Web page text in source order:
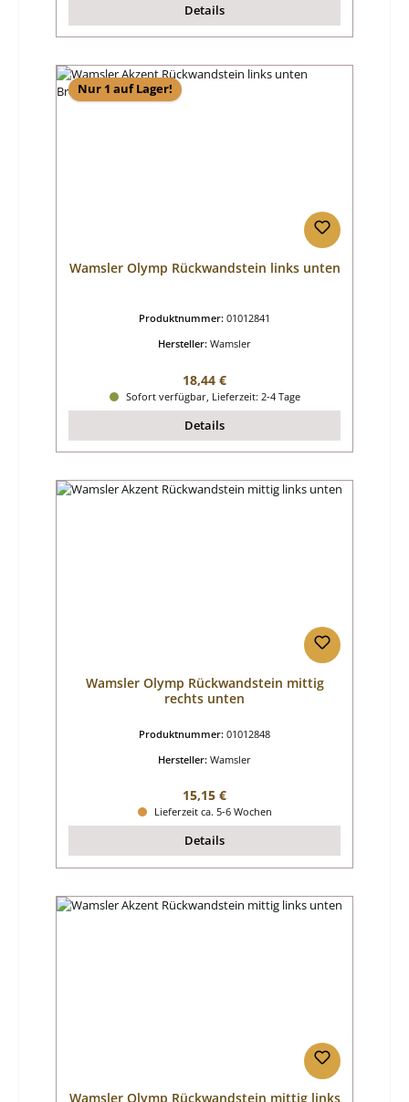
Details
Nur 1 auf Lager!
Wamsler Olymp Rückwandstein links unten
Produktnummer: 01012841
Hersteller: Wamsler
Regulärer Preis:
18,44 €
Sofort verfügbar, Lieferzeit: 2-4 Tage
Details
Wamsler Olymp Rückwandstein mittig
rechts unten
Produktnummer: 01012848
Hersteller: Wamsler
Regulärer Preis:
15,15 €
Lieferzeit ca. 5-6 Wochen
Details
Wamsler Olymp Rückwandstein mittig links